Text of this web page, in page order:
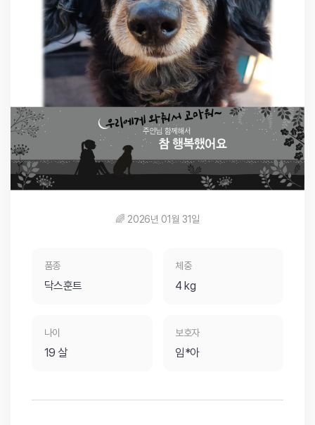
🌈 2026년 01월 31일
품종
닥스훈트
체중
4 kg
나이
19 살
보호자
임*아